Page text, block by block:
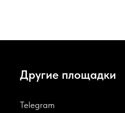
Telegram
Другие площадки